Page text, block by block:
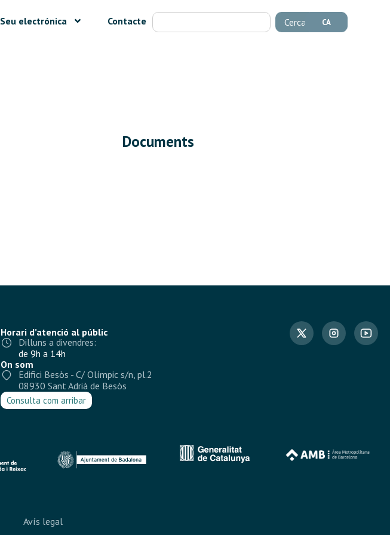
Seu electrónica Contacte Cerca CA
Documents
Horari d’atenció al públic
Dilluns a divendres:
de 9h a 14h
On som
Edifici Besòs - C/ Olímpic s/n, pl.2
08930 Sant Adrià de Besòs
Consulta com arribar
Avís legal